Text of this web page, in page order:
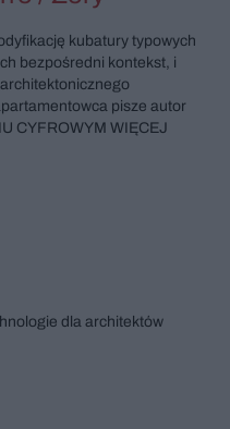
kubatury typowych
bezpośredni kontekst, i
pisze autor
CYFROWYM WIĘCEJ
dla architektów